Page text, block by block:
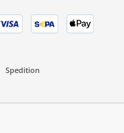
Spedition